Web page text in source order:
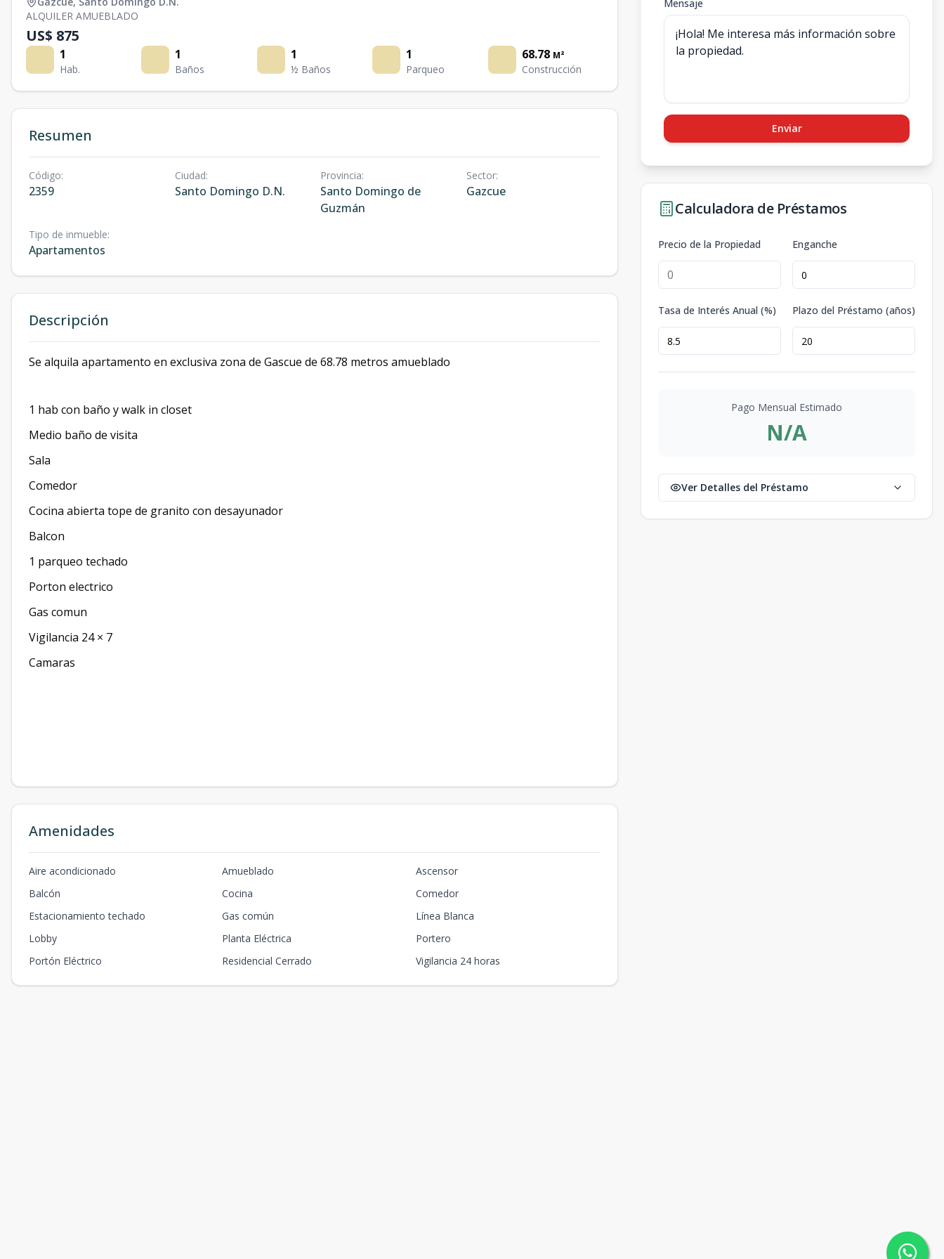
ALQUILER AMUEBLADO
US$ 875
1
Hab.
1
Baños
1
½ Baños
1
Parqueo
68.78 M²
Construcción
Resumen
Código:
2359
Ciudad:
Santo Domingo D.N.
Provincia:
Santo Domingo de
Guzmán
Sector:
Gazcue
Tipo de inmueble:
Apartamentos
Descripción
Se alquila apartamento en exclusiva zona de Gascue de 68.78 metros amueblado
1 hab con baño y walk in closet
Medio baño de visita
Sala
Comedor
Cocina abierta tope de granito con desayunador
Balcon
1 parqueo techado
Porton electrico
Gas comun
Vigilancia 24 × 7
Camaras
Amenidades
Aire acondicionado Amueblado
Ascensor
Balcón
Cocina
Comedor
Estacionamiento techado
Gas común
Línea Blanca
Lobby
Planta Eléctrica
Portero
Portón Eléctrico
Residencial Cerrado Vigilancia 24 horas
Mensaje
Enviar
Calculadora de Préstamos
Precio de la Propiedad Enganche
Tasa de Interés Anual (%) Plazo del Préstamo (años)
Pago Mensual Estimado
N/A
Ver Detalles del Préstamo